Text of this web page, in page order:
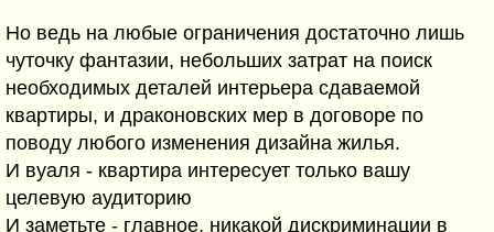
Но ведь на любые ограничения достаточно лишь
чуточку фантазии, небольших затрат на поиск
необходимых деталей интерьера сдаваемой
квартиры, и драконовских мер в договоре по
поводу любого изменения дизайна жилья.
И вуаля - квартира интересует только вашу
целевую аудиторию
И заметьте - главное, никакой дискриминации в